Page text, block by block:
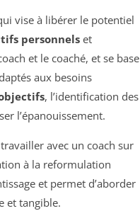
vise à libérer le potentiel
personnels et
et le coaché, et se base
aux besoins
, l’identification des
l’épanouissement.
avec un coach sur
à la reformulation
et permet d’aborder
et tangible.